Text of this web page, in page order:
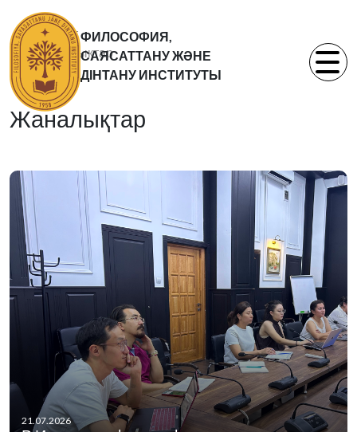
ФИЛОСОФИЯ,
САЯСАТТАНУ ЖӘНЕ
ДІНТАНУ ИНСТИТУТЫ
Басты бет
Жаналықтар
Статьи
Жаналықтар
21.07.2026